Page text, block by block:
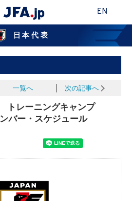
EN
日本代表
一覧へ 次の記事へ
トレーニングキャンプ
バー・スケジュール